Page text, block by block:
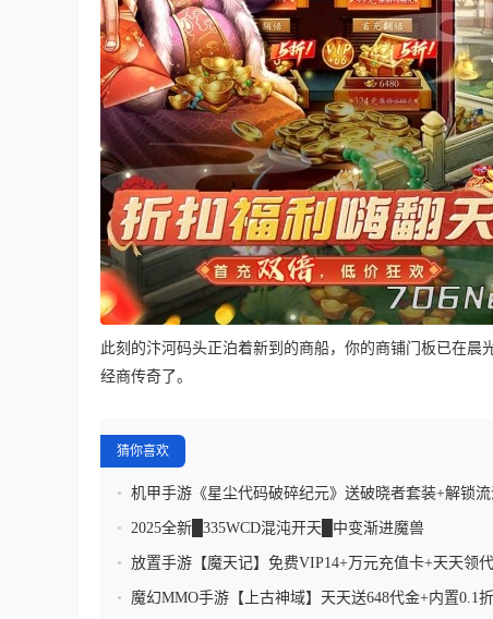
此刻的汴河码头正泊着新到的商船，你的商铺门板已在
经商传奇了。
猜你喜欢
• 机甲手游《星尘代码破碎纪元》送破晓者套装+解锁
限定皮肤+永久属性加成
• 2025全新█335WCD混沌开天█中变渐进魔兽
• 放置手游【魔天记】免费VIP14+万元充值卡+天天领
到送仙玉+0.1折扣福利
•
魔幻MMO手游【上古神域】天天送648代金+内置0.1